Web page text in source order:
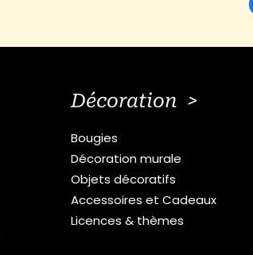
Décoration >
Bougies
Décoration murale
Objets décoratifs
Accessoires et Cadeaux
Licences & thèmes